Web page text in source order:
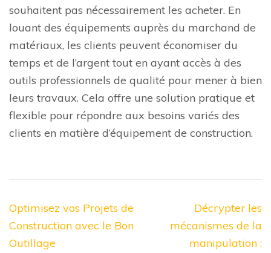
souhaitent pas nécessairement les acheter. En
louant des équipements auprès du marchand de
matériaux, les clients peuvent économiser du
temps et de l’argent tout en ayant accès à des
outils professionnels de qualité pour mener à bien
leurs travaux. Cela offre une solution pratique et
flexible pour répondre aux besoins variés des
clients en matière d’équipement de construction.
Navigation
de
l’article
Optimisez vos Projets de
Construction avec le Bon
Outillage
Décrypter les
mécanismes de la
manipulation :